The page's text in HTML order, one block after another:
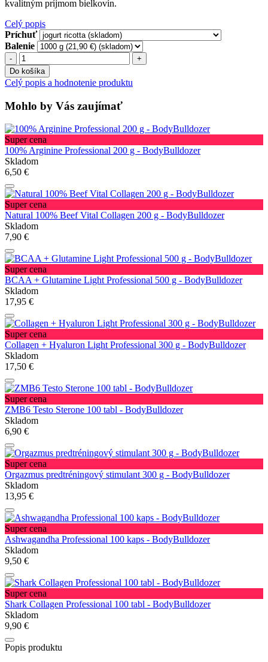
kvalitným príjmom bielkovín.
Celý popis
Príchuť
Balenie
Do košíka
Celý popis a hodnotenie produktu
Mohlo by Vás zaujímať
Super cena
100% Arginine Professional 200 g - BodyBulldozer
Skladom
6,50 €
Super cena
Natural 100% Beef Vital Collagen 200 g - BodyBulldozer
Skladom
7,90 €
Super cena
BCAA + Glutamine Light Professional 500 g - BodyBulldozer
Skladom
17,95 €
Super cena
Collagen + Hyaluron Light Professional 300 g - BodyBulldozer
Skladom
17,50 €
Super cena
ZMB6 Testo Sterone 100 tabl - BodyBulldozer
Skladom
6,90 €
Super cena
Orgazmus predtréningový stimulant 300 g - BodyBulldozer
Skladom
13,95 €
Super cena
Ashwagandha Professional 100 kaps - BodyBulldozer
Skladom
9,50 €
Super cena
Shark Collagen Professional 100 tabl - BodyBulldozer
Skladom
9,90 €
Popis produktu